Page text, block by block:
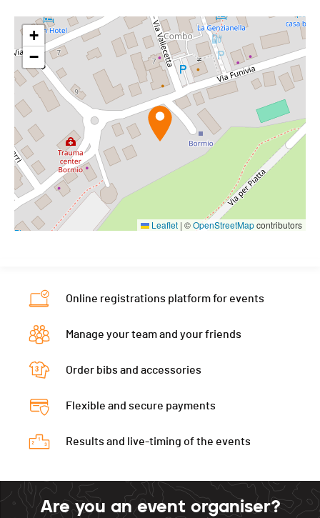
+
−
Leaflet | ©OpenStreetMapcontributors
Online registrations platform for events
Manage your team and your friends
Order bibs and accessories
Flexible and secure payments
Results and live-timing of the events
Are you an event organiser?